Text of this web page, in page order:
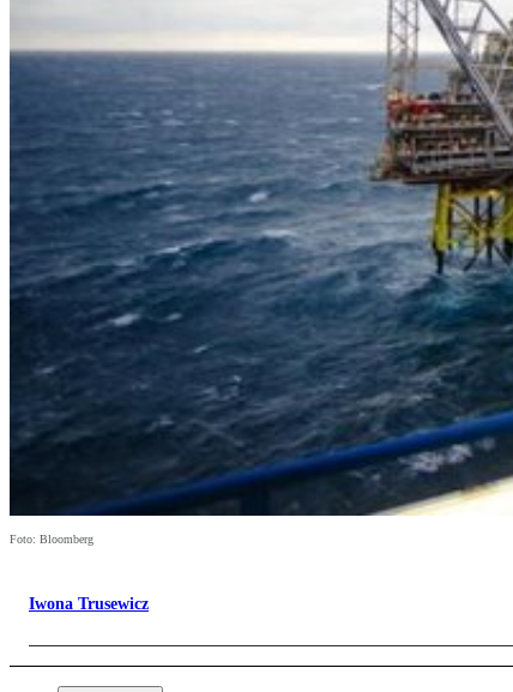
Foto: Bloomberg
Iwona Trusewicz